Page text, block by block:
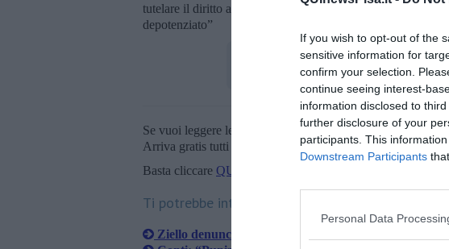
If you wish to opt-out of the
sensitive information for
confirm your selection.
continue seeing interest-
information disclosed to
further disclosure of your
participants. This
Downstream Participants
Personal Data
tutelare il diritto alla salute pubblica, come sancito dalla
depotenziato”
Se vuoi leggere le notizie principali della Toscana iscriviti
Arriva gratis tutti i giorni alle 20:00 direttamente nella tua
Basta cliccare QUI
Ti potrebbe interessare anche:
Ziello denuncia spari contro la sua abitazione